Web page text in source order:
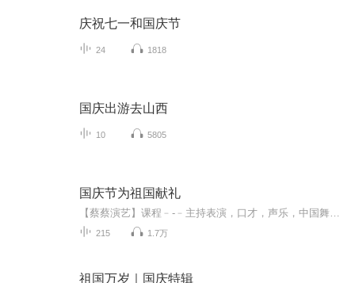
庆祝七一和国庆节
24 1818
国庆出游去山西
10 5805
国庆节为祖国献礼
215 1.7万
祖国万岁｜国庆特辑